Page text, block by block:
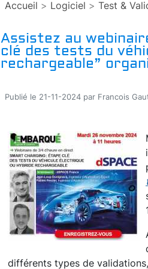
Accueil > Logiciel > Test &
Assistez au
clé des tests du
rechargeable”
Publié le 21-11-2024 par Francois
différents types de